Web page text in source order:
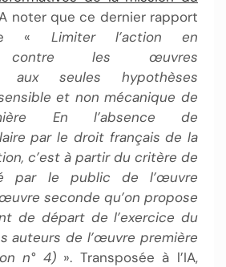
noter que ce dernier rapport
« Limiter l’action en
contre les œuvres
aux seules hypothèses
et non mécanique de
En l’absence de
par le droit français de la
c’est à partir du critère de
par le public de l’œuvre
seconde qu’on propose
de départ de l’exercice du
auteurs de l’œuvre première
n° 4) ». Transposée à l’IA,